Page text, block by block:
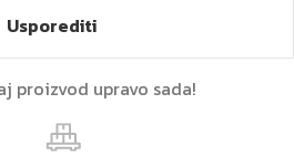
Usporediti
proizvod upravo sada!